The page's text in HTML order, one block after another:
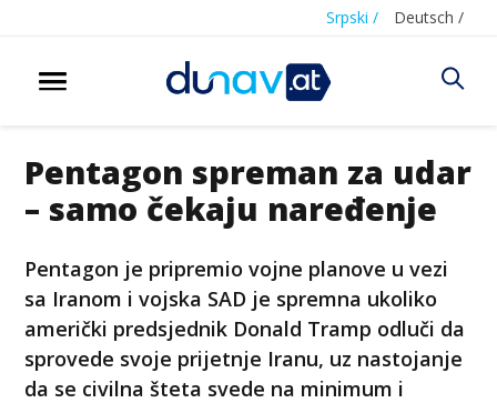
Srpski / Deutsch /
Pentagon spreman za udar
– samo čekaju naređenje
Pentagon je pripremio vojne planove u vezi
sa Iranom i vojska SAD je spremna ukoliko
američki predsjednik Donald Tramp odluči da
sprovede svoje prijetnje Iranu, uz nastojanje
da se civilna šteta svede na minimum i